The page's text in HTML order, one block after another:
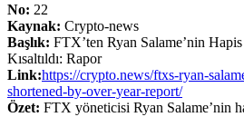
No: 22
Kaynak: Crypto-news
Başlık: FTX’ten Ryan Salame’nin
Kısaltıldı: Rapor
Link:https://crypto.news/ftxs-ryan-
shortened-by-over-year-report/
Özet: FTX yöneticisi Ryan Salame’nin